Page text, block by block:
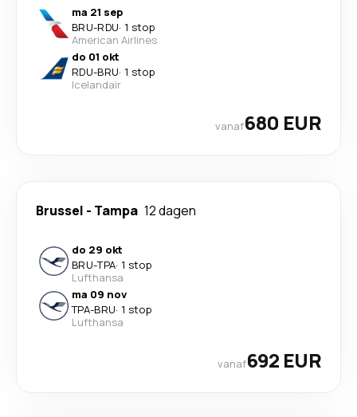
ma 21 sep
BRU-RDU· 1 stop
American Airlines
do 01 okt
RDU-BRU· 1 stop
Icelandair
vanaf680 EUR
Brussel - Tampa 12 dagen
do 29 okt
BRU-TPA· 1 stop
Lufthansa
ma 09 nov
TPA-BRU· 1 stop
Lufthansa
vanaf692 EUR